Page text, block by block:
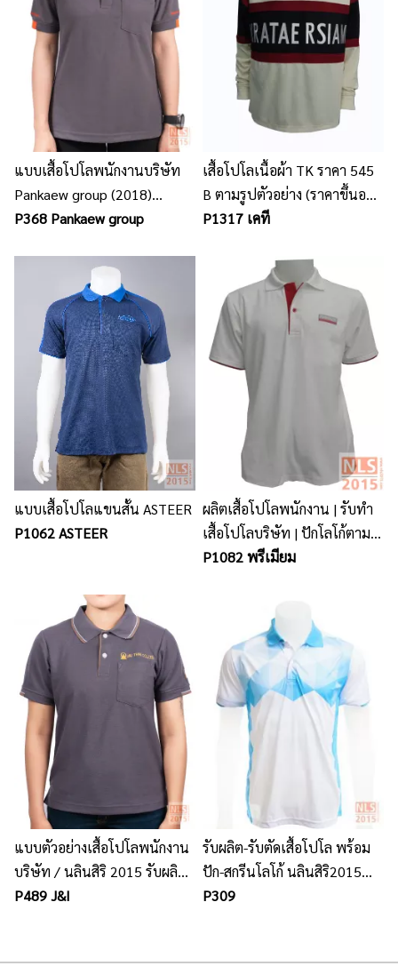
แบบเสื้อโปโลพนักงานบริษัท
Pankaew group (2018)
co.,ltd / นลินสิริรับตัดรับผลิต
P368 Pankaew group
เสื้อโปโลเนื้อผ้า TK ราคา 545
B ตามรูปตัวอย่าง (ราคาขึ้นอยู่
กับจำนวน ขนาดรูปแบบการปัก
P1317 เคที
แบบเสื้อโปโลแขนสั้น ASTEER
P1062 ASTEER
ผลิตเสื้อโปโลพนักงาน | รับทำ
เสื้อโปโลบริษัท | ปักโลโก้ตาม
สั่ง
P1082 พรีเมียม
แบบตัวอย่างเสื้อโปโลพนักงาน
บริษัท / นลินสิริ 2015 รับผลิต
เสื้อโปโล ชุดยูนิฟอร์มพนักงาน
P489 J&I
รับผลิต-รับตัดเสื้อโปโล พร้อม
ปัก-สกรีนโลโก้ นลินสิริ2015
ชลบุรี ศรีราชา
P309